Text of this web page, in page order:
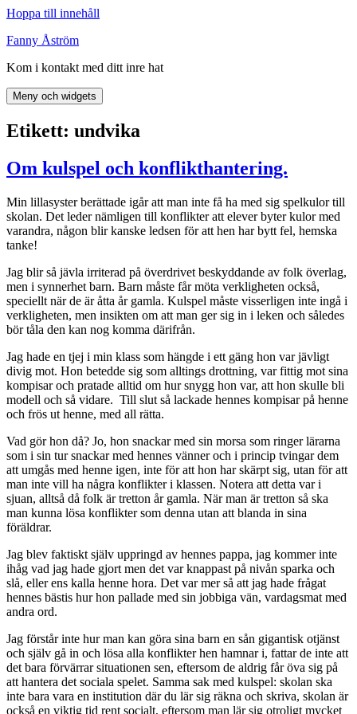
Hoppa till innehåll
Fanny Åström
Kom i kontakt med ditt inre hat
Meny och widgets
Etikett: undvika
Om kulspel och konflikthantering.
Min lillasyster berättade igår att man inte få ha med sig spelkulor till
skolan. Det leder nämligen till konflikter att elever byter kulor med
varandra, någon blir kanske ledsen för att hen har bytt fel, hemska
tanke!
Jag blir så jävla irriterad på överdrivet beskyddande av folk överlag,
men i synnerhet barn. Barn måste får möta verkligheten också,
speciellt när de är åtta år gamla. Kulspel måste visserligen inte ingå i
verkligheten, men insikten om att man ger sig in i leken och således
bör tåla den kan nog komma därifrån.
Jag hade en tjej i min klass som hängde i ett gäng hon var jävligt
divig mot. Hon betedde sig som alltings drottning, var fittig mot sina
kompisar och pratade alltid om hur snygg hon var, att hon skulle bli
modell och så vidare. Till slut så lackade hennes kompisar på henne
och frös ut henne, med all rätta.
Vad gör hon då? Jo, hon snackar med sin morsa som ringer lärarna
som i sin tur snackar med hennes vänner och i princip tvingar dem
att umgås med henne igen, inte för att hon har skärpt sig, utan för att
man inte vill ha några konflikter i klassen. Notera att detta var i
sjuan, alltså då folk är tretton år gamla. När man är tretton så ska
man kunna lösa konflikter som denna utan att blanda in sina
föräldrar.
Jag blev faktiskt själv uppringd av hennes pappa, jag kommer inte
ihåg vad jag hade gjort men det var knappast på nivån sparka och
slå, eller ens kalla henne hora. Det var mer så att jag hade frågat
hennes bästis hur hon pallade med sin jobbiga vän, vardagsmat med
andra ord.
Jag förstår inte hur man kan göra sina barn en sån gigantisk otjänst
och själv gå in och lösa alla konflikter hen hamnar i, fattar de inte att
det bara förvärrar situationen sen, eftersom de aldrig får öva sig på
att hantera det sociala spelet. Samma sak med kulspel: skolan ska
inte bara vara en institution där du lär sig räkna och skriva, skolan är
också en viktig tid rent socialt, eftersom man lär sig otroligt mycket